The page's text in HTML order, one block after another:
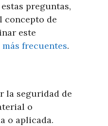
preguntas,
concepto de
este
frecuentes.
la seguridad de
o
o aplicada.